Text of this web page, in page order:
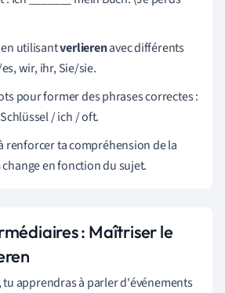
en utilisantverlierenavec différents
wir, ihr, Sie/sie.
pour former des phrases correctes :
/ ich / oft.
renforcer ta compréhension de la
change en fonction du sujet.
: Maîtriser le
tu apprendras à parler d'événements